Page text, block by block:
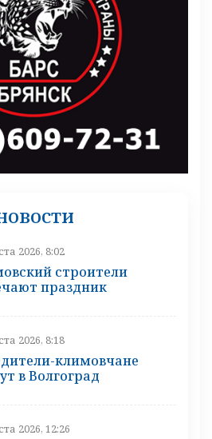
2026, 8:02
строители
праздник
2026, 8:18
климовчане
в Волгоград
2026, 12:26